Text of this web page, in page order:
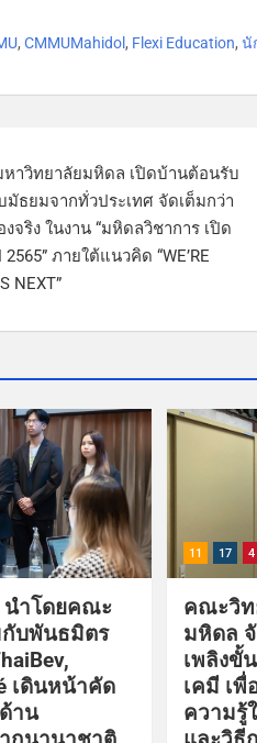
, CMMUMahidol , Flexi Education, นั
าวิทยาลัยมหิดล เปิดบ้านต้อนรับ
มัธยมจากทั่วประเทศ จัดเต็มกว่า
จริง ในงาน “มหิดลวิชาการ เปิด
ภายใต้แนวคิด “WE’RE
NEXT”
นำโดยคณะ
กับพันธมิตร
เดินหน้าคัด
าน
11 17 4
คณะวิท
มหิดล
เพลิงขั้
เคมี เพื่
ความรู้